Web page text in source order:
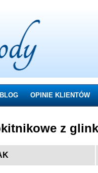
BLOG OPINIE KLIENTÓW
z